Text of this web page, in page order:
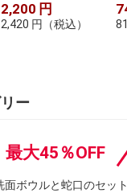
2,200 円
2,420 円 （税込）
ー
最大45％OFF
面ボウルと蛇口のセッ